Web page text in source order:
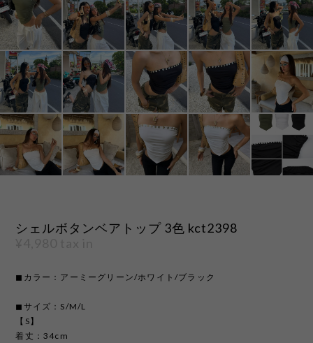
シェルボタンベアトップ 3色 kct2398
◼︎カラー：アーミーグリーン/ホワイト/ブラック
◼︎サイズ：S/M/L
【S】
着丈：34cm